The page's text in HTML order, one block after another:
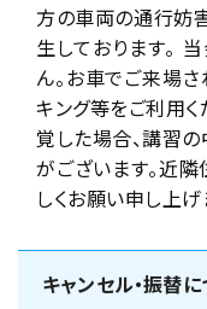
方の車両の通行妨
生しております。
ん。お車でご来場
キング等をご利用
覚した場合、講習
がございます。近
しくお願い申し上げ
キャンセル・振替